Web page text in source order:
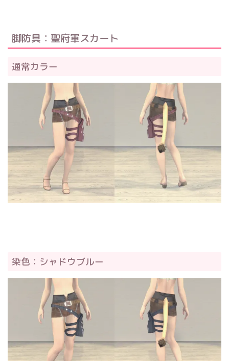
脚防具：聖府軍スカート
通常カラー
染色：シャドウブルー